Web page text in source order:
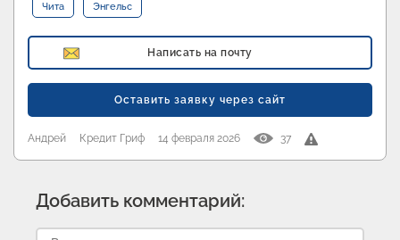
Чита Энгельс
Написать на почту
Оставить заявку через сайт
Андрей Кредит Гриф 14 февраля 2026 37
Добавить комментарий: